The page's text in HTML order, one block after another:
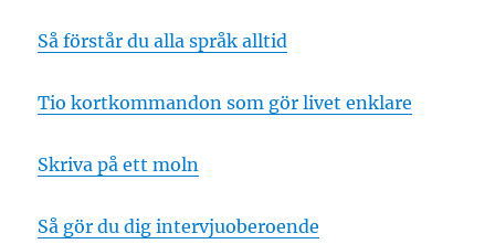
Så förstår du alla språk alltid
Tio kortkommandon som gör livet enklare
Skriva på ett moln
Så gör du dig intervjuoberoende